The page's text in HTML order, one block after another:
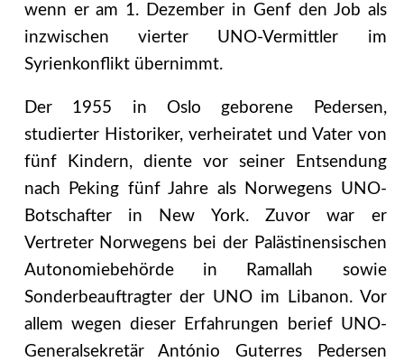
wenn er am 1. Dezember in Genf den Job als
inzwischen vierter UNO-Vermittler im
Syrienkonflikt übernimmt.
Der 1955 in Oslo geborene Pedersen,
studierter Historiker, verheiratet und Vater von
fünf Kindern, diente vor seiner Entsendung
nach Peking fünf Jahre als Norwegens UNO-
Botschafter in New York. Zuvor war er
Vertreter Norwegens bei der Palästinensischen
Autonomiebehörde in Ramallah sowie
Sonderbeauftragter der UNO im Libanon. Vor
allem wegen dieser Erfahrungen berief UNO-
Generalsekretär António Guterres Pedersen